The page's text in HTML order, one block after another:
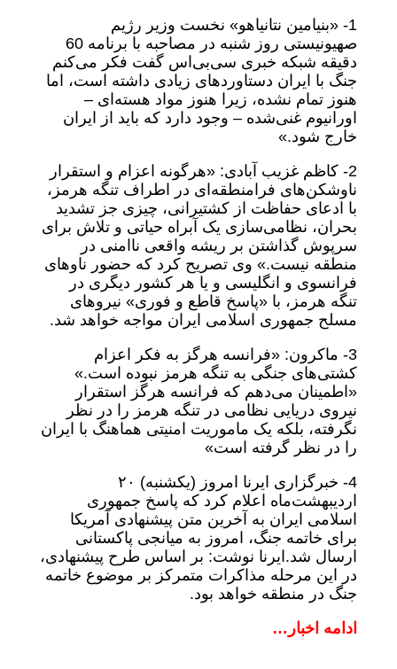
1- «بنیامین نتانیاهو» نخست وزیر رژیم
صهیونیستی روز شنبه در مصاحبه با برنامه 60
دقیقه شبکه خبری سی‌بی‌اس گفت فکر می‌کنم
جنگ با ایران دستاوردهای زیادی داشته است، اما
هنوز تمام نشده، زیرا هنوز مواد هسته‌ای –
اورانیوم غنی‌شده – وجود دارد که باید از ایران
خارج شود.»
2- کاظم غزیب آبادی: «هرگونه اعزام و استقرار
ناوشکن‌های فرامنطقه‌ای در اطراف تنگه هرمز،
با ادعای حفاظت از کشتیرانی، چیزی جز تشدید
بحران، نظامی‌سازی یک آبراه حیاتی و تلاش برای
سرپوش گذاشتن بر ریشه واقعی ناامنی در
منطقه نیست.» وی تصریح کرد که حضور ناوهای
فرانسوی و انگلیسی و یا هر کشور دیگری در
تنگه هرمز، با «پاسخ قاطع و فوری» نیروهای
مسلح جمهوری اسلامی ایران مواجه خواهد شد.
3- ماکرون: «فرانسه هرگز به فکر اعزام
کشتی‌های جنگی به تنگه هرمز نبوده‌ است.»
«اطمینان می‌دهم که فرانسه هرگز استقرار
نیروی دریایی نظامی در تنگه هرمز را در نظر
نگرفته، بلکه یک ماموریت امنیتی هماهنگ با ایران
را در نظر گرفته است»
4-
خبرگزاری ایرنا امروز (یکشنبه) ۲۰
اردیبهشت‌ماه اعلام کرد که پاسخ جمهوری
اسلامی ایران به آخرین متن پیشنهادی آمریکا
برای خاتمه جنگ، امروز به میانجی پاکستانی
ارسال شد. ایرنا نوشت: بر اساس طرح پیشنهادی،
در این مرحله مذاکرات متمرکز بر موضوع خاتمه
جنگ در منطقه خواهد بود.
ادامه اخبار…